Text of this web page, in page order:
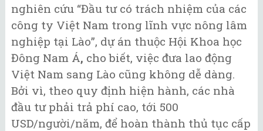
nghiên cứu “Đầu tư có trách nhiệm của các
công ty Việt Nam trong lĩnh vực nông lâm
nghiệp tại Lào”, dự án thuộc Hội Khoa học
Đông Nam Á, cho biết, việc đưa lao động
Việt Nam sang Lào cũng không dễ dàng.
Bởi vì, theo quy định hiện hành, các nhà
đầu tư phải trả phí cao, tới 500
USD/người/năm, để hoàn thành thủ tục cấp